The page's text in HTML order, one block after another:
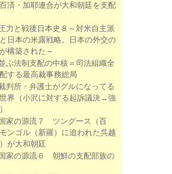
済・加耶連合が大和朝廷を支配
力と戦後日本史８～対米自主派
日本の米露戦略。日本の外交の
構築された～
ぶ法制支配の中核＝司法組織全
する最高裁事務総局
判所・弁護士がグルになってる
界（小沢に対する起訴議決→強
家の源流７ ツングース（百
ンゴル（新羅）に追われた呉越
）が大和朝廷
家の源流６ 朝鮮の支配部族の